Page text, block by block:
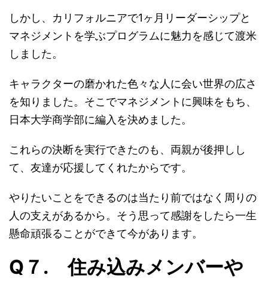
しかし、カリフォルニアで1ヶ月リーダーシップと
マネジメントを学ぶプログラムに魅力を感じて渡米
しました。
キャラクターの磨かれた色々な人に会い世界の広さ
を知りました。そこでマネジメントに興味をもち、
日本大学商学部に編入を決めました。
これらの決断を実行できたのも、両親が後押しし
て、友達が応援してくれたからです。
やりたいことをできるのは当たり前ではなく周りの
人の支えがあるから。そう思って感謝をしたら一生
懸命頑張ることができて今があります。
Q７. 住み込みメンバーや